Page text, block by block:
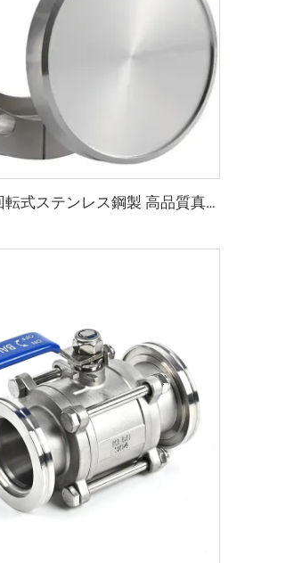
CFブランカー 回転式ステンレス鋼製 高品質真空フランジ CF16-CF350 SS304 SS316L ブランカー 回転式 通孔／メトリックネジ／UNCネジ対応継手